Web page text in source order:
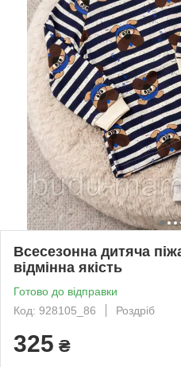
Всесезонна дитяча
відмінна якість
Готово до відправки
Код: 928105_86
Роздріб
325 ₴